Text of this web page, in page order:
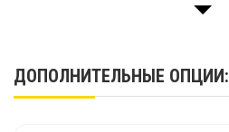
ДОПОЛНИТЕЛЬНЫЕ ОПЦИИ: